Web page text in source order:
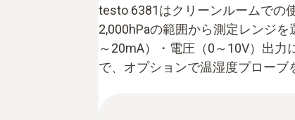
testo 6381はクリーンルームでの
2,000hPaの範囲から測定レンジ
～20mA）・電圧（0～10V）出
で、オプションで温湿度プローブ